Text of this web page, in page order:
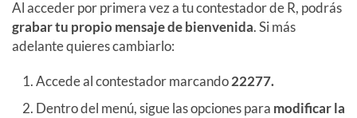
Al acceder por primera vez a tu contestador de R, podrás
grabar tu propio mensaje de bienvenida. Si más
adelante quieres cambiarlo:
Accede al contestador marcando22277.
Dentro del menú, sigue las opciones para modificar la